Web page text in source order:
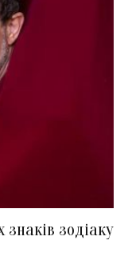
знаків зодіаку